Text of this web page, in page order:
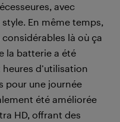
avec
En même temps,
là où ça
la batterie a été
d’utilisation
pour une journée
été améliorée
HD, offrant des